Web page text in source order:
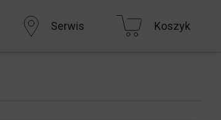
Serwis Koszyk